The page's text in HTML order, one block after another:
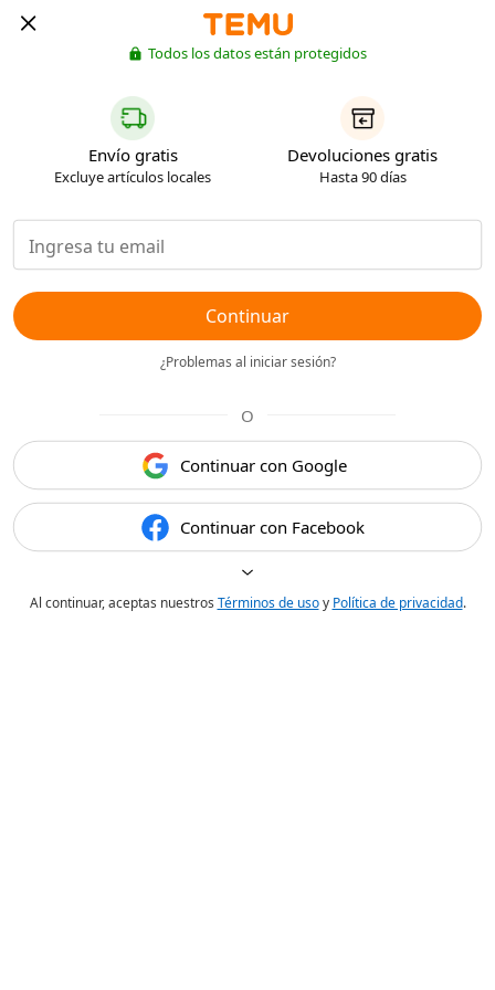
Todos los datos están protegidos
Envío gratis
Excluye artículos locales
Devoluciones gratis
Hasta 90 días
Continuar
¿Problemas al iniciar sesión?
O
Continuar con Google
Continuar con Facebook
Al continuar, aceptas nuestros Términos de usoy Política de privacidad.